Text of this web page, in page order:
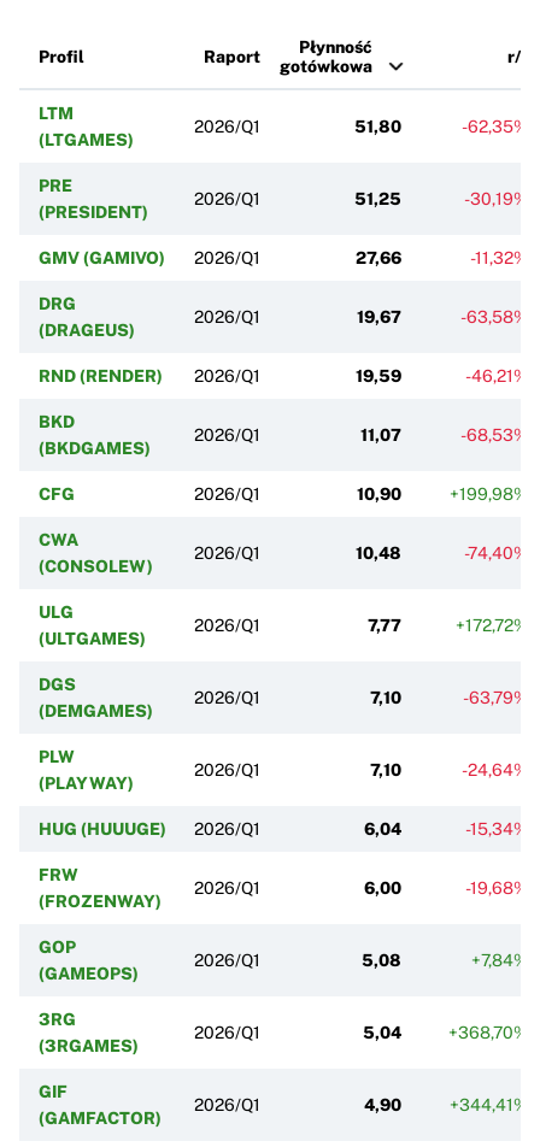
Profil Raport
Płynność
gotówkowa
r/r
LTM
(LTGAMES)
2026/Q1 51,80 -62,35%
PRE
(PRESIDENT)
2026/Q1 51,25 -30,19%
GMV (GAMIVO) 2026/Q1 27,66 -11,32%
DRG
(DRAGEUS)
2026/Q1 19,67 -63,58%
RND (RENDER) 2026/Q1 19,59 -46,21%
BKD
(BKDGAMES)
2026/Q1 11,07 -68,53%
CFG 2026/Q1 10,90 +199,98%
CWA
(CONSOLEW)
2026/Q1 10,48 -74,40%
ULG
(ULTGAMES)
2026/Q1 7,77 +172,72%
DGS
(DEMGAMES)
2026/Q1 7,10 -63,79%
PLW
(PLAYWAY)
2026/Q1 7,10 -24,64%
HUG (HUUUGE) 2026/Q1 6,04 -15,34%
FRW
(FROZENWAY)
2026/Q1 6,00 -19,68%
GOP
(GAMEOPS)
2026/Q1 5,08 +7,84%
3RG
(3RGAMES)
2026/Q1 5,04 +368,70%
GIF
(GAMFACTOR)
2026/Q1 4,90 +344,41%